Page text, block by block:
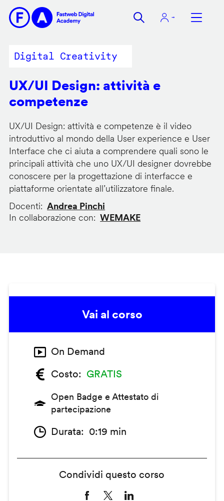
contenuto
Digital Creativity
UX/UI Design: attività e
competenze
UX/UI Design: attività e competenze è il video
introduttivo al mondo della User experience e User
Interface che ci aiuta a comprendere quali sono le
principali attività che uno UX/UI designer dovrebbe
conoscere per la progettazione di interfacce e
piattaforme orientate all’utilizzatore finale.
Docenti
Andrea Pinchi
In collaborazione con
WEMAKE
Vai al corso
On Demand
Costo
GRATIS
Open Badge e Attestato di
partecipazione
Durata 0:19 min
Condividi questo corso